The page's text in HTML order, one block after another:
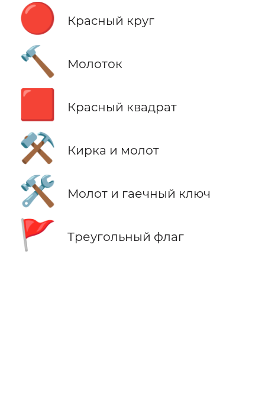
🔴 Красный круг
🔨 Молоток
🟥 Красный квадрат
⚒️ Кирка и молот
🛠️ Молот и гаечный ключ
🚩 Треугольный флаг